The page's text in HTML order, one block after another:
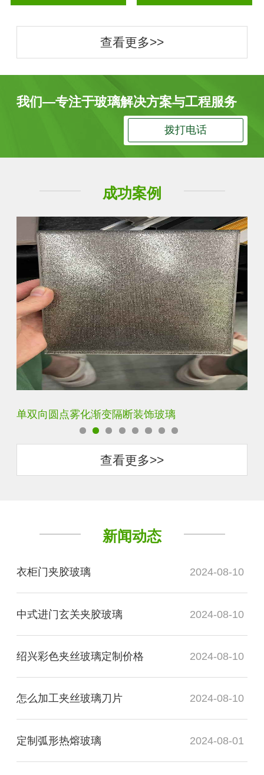
查看更多>>
我们—专注于玻璃解决方案与工程服务
拨打电话
成功案例
双向单向磨砂渐变玻璃
查看更多>>
新闻动态
衣柜门夹胶玻璃 2024-08-10
中式进门玄关夹胶玻璃 2024-08-10
绍兴彩色夹丝玻璃定制价格 2024-08-10
怎么加工夹丝玻璃刀片 2024-08-10
定制弧形热熔玻璃 2024-08-01